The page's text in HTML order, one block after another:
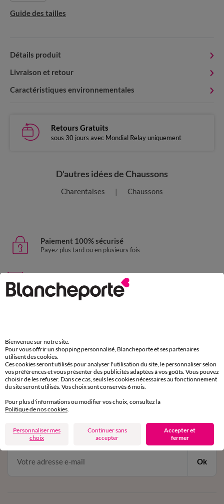
Guide des tailles
Détails produit
Livraison et retour
Caractéristiques environnementales
Retours Gratuits
sous 30 jours avec Mondial Relay uniquement
D'autres idées de Chaussons
Charentaises Chaussons
Paiement 100% sécurisé
Payez plus tard ou en plusieurs fois
domicile, relais, consignes automatiques
Service clients
par chat et par téléphone
de 8h00 à 20h00 du lundi au samedi
11€ Offerts
en vous inscrivant à la newsletter
dès 20€ d’achat
conditions dans votre email de confirmation
Ok
Bienvenue sur notre site.
Pour vous offrir un shopping personnalisé, Blancheporte et ses partenaires
utilisent des cookies.
Ces cookies seront utilisés pour analyser l'utilisation du site, le personnaliser selon
vos préférences et vous présenter des publicités adaptées à vos goûts. Vous pouvez
choisir de les refuser. Dans ce cas, seuls les cookies nécessaires au fonctionnement
du site seront utilisés. Vos choix sont conservés 6 mois.
Pour plus d'informations ou modifier vos choix, consultez la
Politique de nos cookies
Personnaliser mes
choix
Continuer sans
accepter
Accepter et
fermer